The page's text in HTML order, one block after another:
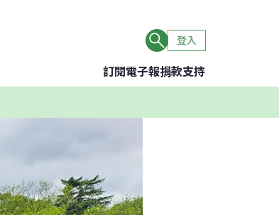
登入
訂閱電子報捐款支持